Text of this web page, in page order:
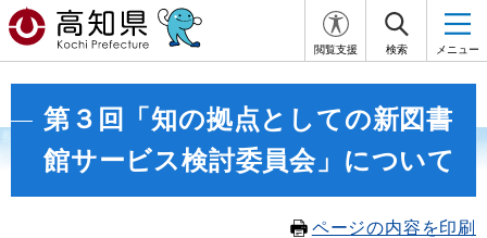
閲覧支援 検索 メニュー
第３回「知の拠点としての新図書
館サービス検討委員会」について
ページの内容を印刷